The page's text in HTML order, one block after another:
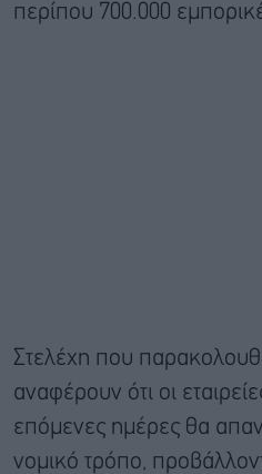
περίπου 700.000
Στελέχη που
αναφέρουν ότι οι
επόμενες ημέρες θα
νομικό τρόπο,